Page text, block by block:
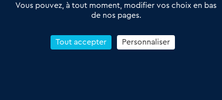
Petitscommerces : Un partenariat au service du commerce de
proximité et des territoires
Reprendre un Restaurant Rapide
Vous pouvez, à tout moment, modifier vos choix en bas
de nos pages.
Tout accepter Personnaliser